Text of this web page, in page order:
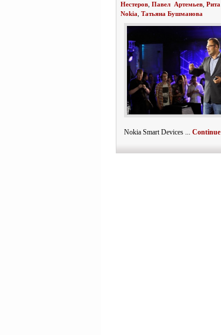
Нестеров Павел Артемьев
Nokia Татьяна Бушманова
Nokia Smart Devices ...